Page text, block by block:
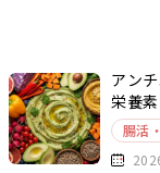
アン
栄養素
腸活